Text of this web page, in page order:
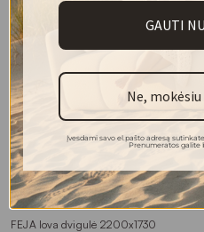
1 220.00 €
+6
FEJA lova dvigulė 2200x1730
GAUTI
Ne,
Įvesdami savo el.pašto adresą
Prenumeratos galite